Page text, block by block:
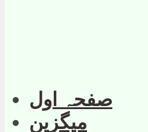
صفحہ اول
میگزین